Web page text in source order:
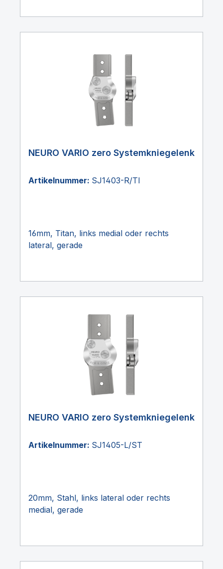
NEURO VARIO zero Systemkniegelenk
Artikelnummer: SJ1403-R/TI
16mm, Titan, links medial oder rechts
lateral, gerade
NEURO VARIO zero Systemkniegelenk
Artikelnummer: SJ1405-L/ST
20mm, Stahl, links lateral oder rechts
medial, gerade